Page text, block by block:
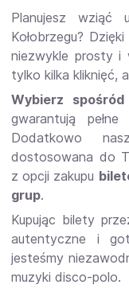
Planujesz wziąć
Kołobrzegu?
niezwykle prosty i
tylko kilka kliknięć,
Wybierz
gwarantują
Dodatkowo
dostosowana do
z opcji zakupu
grup.
Kupując bilety
autentyczne i
jesteśmy
muzyki disco-polo.